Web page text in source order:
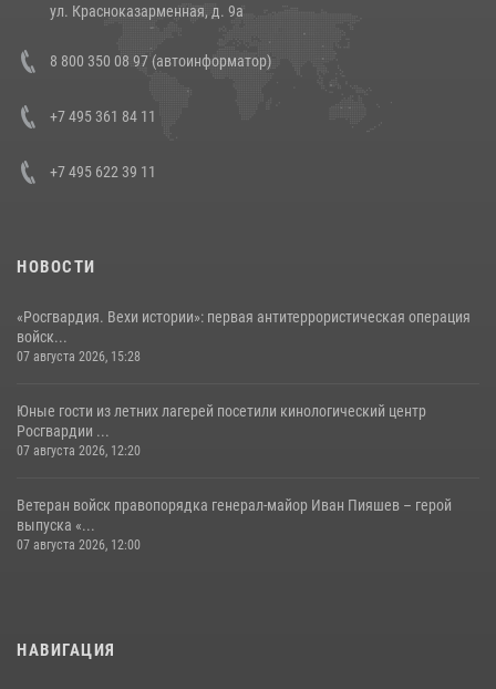
В Росгвардии прошла военно-научная конференция по обобщению
боевого опыта
ул. Красноказарменная, д. 9а
8 800 350 08 97 (автоинформатор)
+7 495 361 84 11
+7 495 622 39 11
НОВОСТИ
«Росгвардия. Вехи истории»: первая антитеррористическая операция
войск...
07 августа 2026, 15:28
Юные гости из летних лагерей посетили кинологический центр
Росгвардии ...
07 августа 2026, 12:20
Ветеран войск правопорядка генерал-майор Иван Пияшев – герой
выпуска «...
07 августа 2026, 12:00
НАВИГАЦИЯ